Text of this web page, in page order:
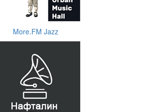
More.FM Jazz